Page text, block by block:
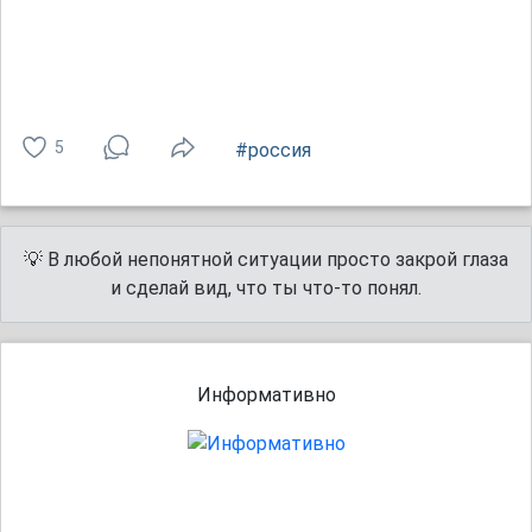
5 #россия
💡 В любой непонятной ситуации просто закрой глаза
и сделай вид, что ты что-то понял.
Информативно